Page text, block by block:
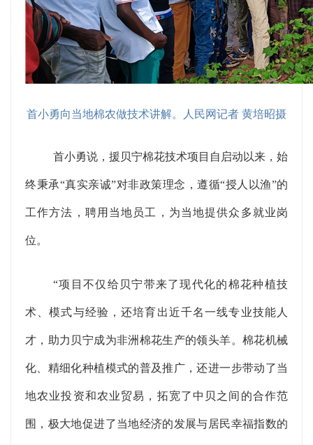
首小勇向当地棉农做技术讲解。人民网记者 黄培昭摄
首小勇说，援贝宁棉花技术项目自启动以来，始
终秉承“真实亲诚”对非政策理念，遵循“授人以渔”的
工作方法，聘用当地员工，为当地提供众多就业岗
位。
“项目不仅给贝宁带来了现代化的棉花种植技
术、模式与经验，还培育出近千名一线专业技能人
才，助力贝宁成为非洲棉花生产的领头羊。棉花机械
化、精细化种植模式的普及推广，还进一步带动了当
地农业投资和农业贸易，拓宽了中贝之间的合作范
围，极大地促进了当地经济的发展与居民幸福指数的